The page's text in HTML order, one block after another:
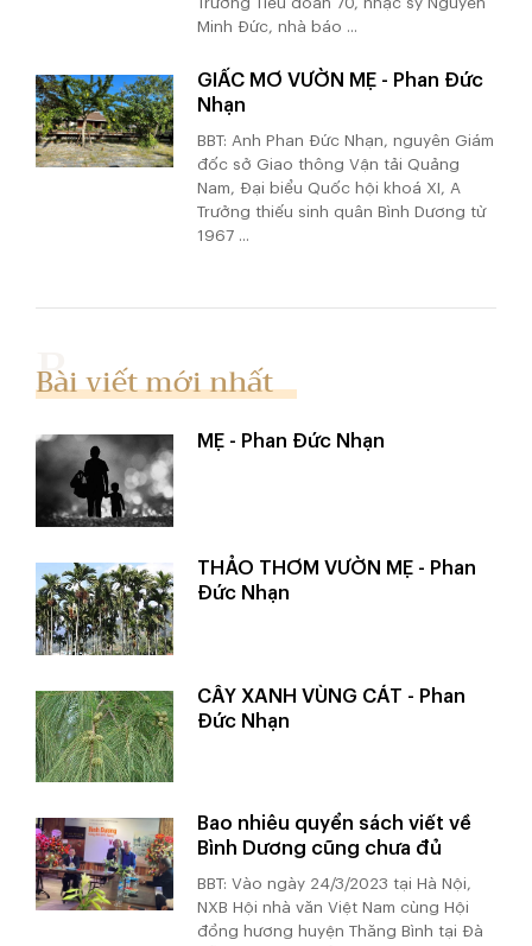
Trưởng Tiểu đoàn 70, nhạc sỹ Nguyễn
Minh Đức, nhà báo ...
GIẤC MƠ VƯỜN MẸ - Phan Đức
Nhạn
BBT: Anh Phan Đức Nhạn, nguyên Giám
đốc sở Giao thông Vận tải Quảng
Nam, Đại biểu Quốc hội khoá XI, A
Trưởng thiếu sinh quân Bình Dương từ
1967 ...
Bài viết mới nhất
MẸ - Phan Đức Nhạn
THẢO THƠM VƯỜN MẸ - Phan
Đức Nhạn
CÂY XANH VÙNG CÁT - Phan
Đức Nhạn
Bao nhiêu quyển sách viết về
Bình Dương cũng chưa đủ
BBT: Vào ngày 24/3/2023 tại Hà Nội,
NXB Hội nhà văn Việt Nam cùng Hội
đồng hương huyện Thăng Bình tại Đà